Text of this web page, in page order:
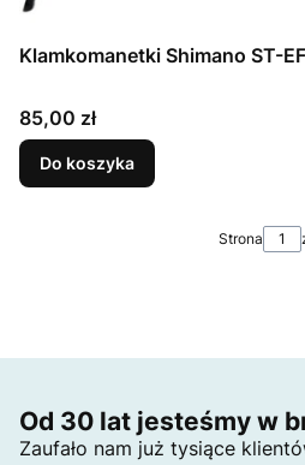
Klamkomanetki Shimano ST-
Cena
85,00 zł
Do koszyka
Strona
Od 30 lat jesteśmy w
Zaufało nam już tysiące